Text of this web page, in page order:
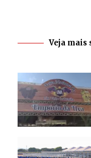
Veja mais